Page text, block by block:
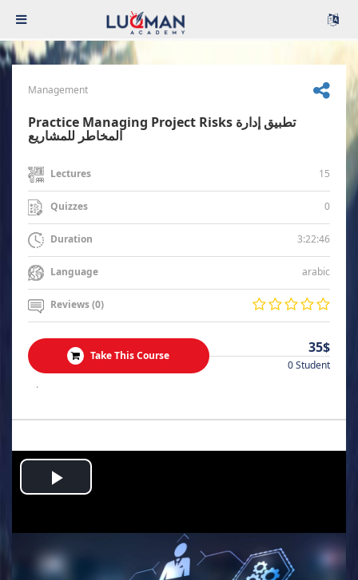
Management
Practice Managing Project Risks تطبيق إدارة
المخاطر للمشاريع
Lectures 15
Quizzes 0
Duration 3:22:46
Language arabic
Reviews (0)
Take This Course 35$
0 Student
.
Play
Video